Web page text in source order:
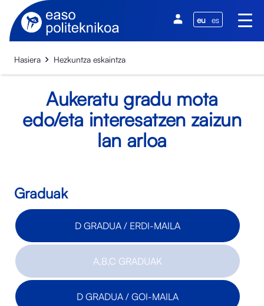
eu es
Hasiera Hezkuntza eskaintza
Aukeratu gradu mota
edo/eta interesatzen zaizun
lan arloa
Graduak
D GRADUA / ERDI-MAILA
A,B,C GRADUAK
D GRADUA / GOI-MAILA